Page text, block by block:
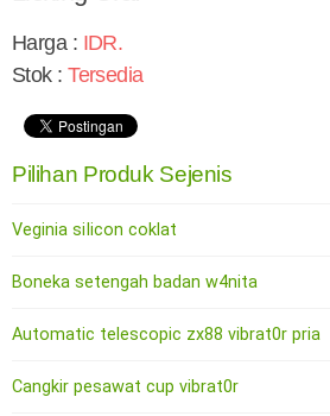
Harga : IDR.
Stok :Tersedia
Pilihan Produk Sejenis
Veginia siIicon coklat
Boneka setengah badan w4nita
Automatic telescopic zx88 vibrat0r pria
Cangkir pesawat cup vibrat0r